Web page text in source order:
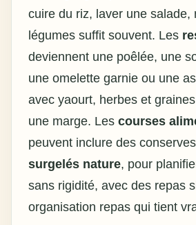
cuire du riz, laver une salade,
légumes suffit souvent. Les
deviennent une poêlée, une
une omelette garnie ou une
avec yaourt, herbes et
une marge. Les courses
peuvent inclure des
surgelés nature, pour
sans rigidité, avec des repas
organisation repas qui tient